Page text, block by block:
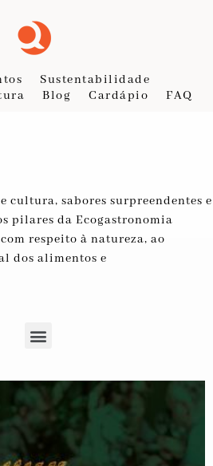
Sustentabilidade
Blog Cardápio FAQ
cultura, sabores surpreendentes e
pilares da Ecogastronomia
respeito à natureza, ao
dos alimentos e